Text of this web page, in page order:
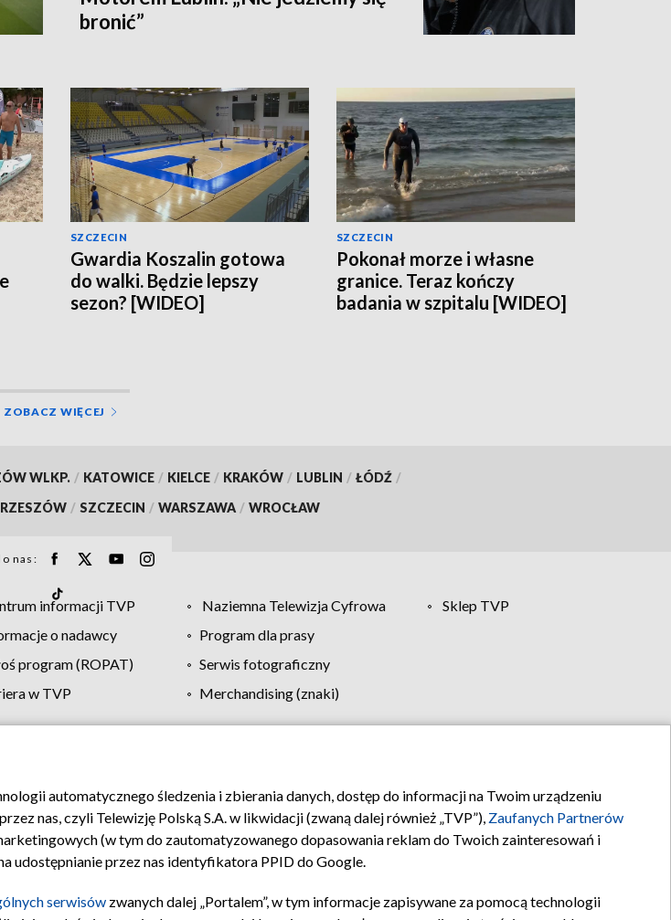
bronić”
SZCZECIN
Gwardia Koszalin gotowa
do walki. Będzie lepszy
sezon? [WIDEO]
SZCZECIN
Pokonał morze i własne
granice. Teraz kończy
badania w szpitalu [WIDEO]
ZOBACZ WIĘCEJ
WLKP. / KATOWICE / KIELCE / KRAKÓW / LUBLIN / ŁÓDŹ /
RZESZÓW / SZCZECIN / WARSZAWA / WROCŁAW
nas:
informacji TVP Naziemna Telewizja Cyfrowa
Sklep TVP
o nadawcy
Program dla prasy
program (ROPAT)
Serwis fotograficzny
w TVP
Merchandising (znaki)
Moje zgody Pomoc Biuro reklamy Kontakt
automatycznego śledzenia i zbierania danych, dostęp do informacji na Twoim urządzeniu
nas, czyli Telewizję Polską S.A. w likwidacji (zwaną dalej również „TVP”), Zaufanych Partnerów
(w tym do zautomatyzowanego dopasowania reklam do Twoich zainteresowań i
udostępnianie przez nas identyfikatora PPID do Google.
serwisów zwanych dalej „Portalem”, w tym informacje zapisywane za pomocą technologii